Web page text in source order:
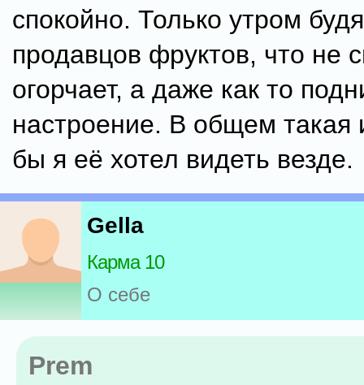
спокойно. Только утром
продавцов фруктов, что не
огорчает, а даже как то
настроение. В общем такая
бы я её хотел видеть везде.
Gella
Карма 10
О себе
Prem